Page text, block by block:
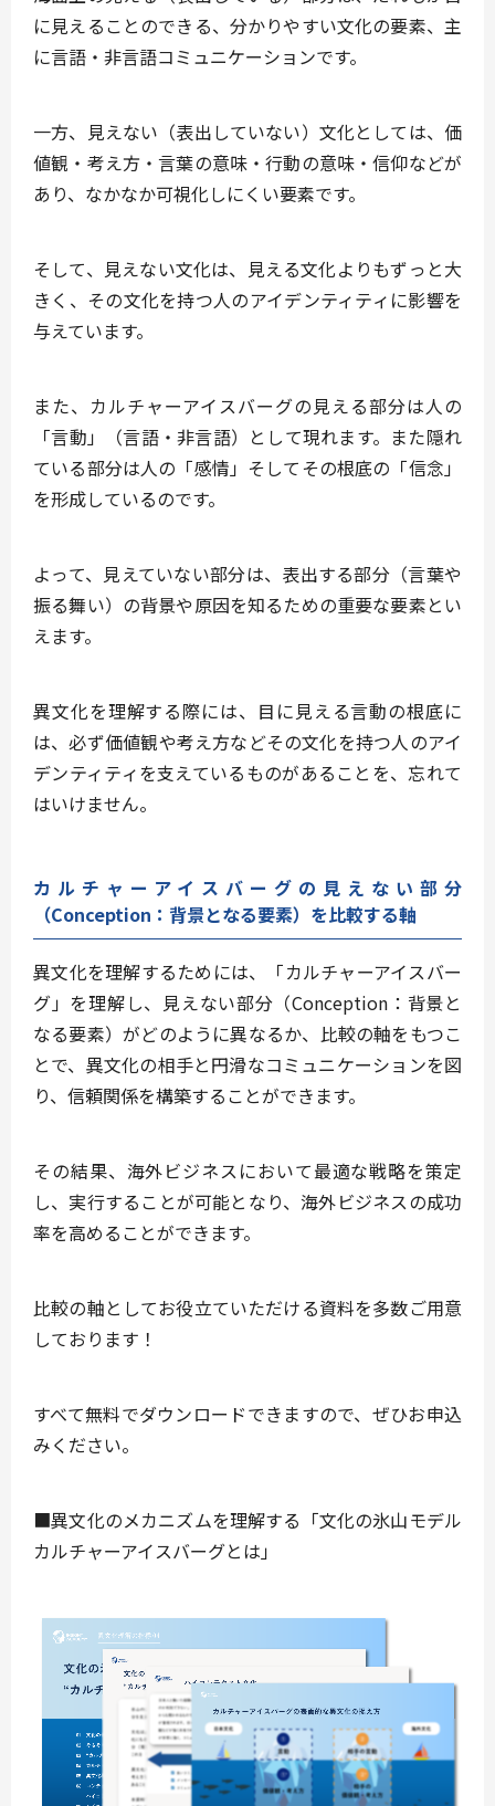
に見えることのできる、分かりやすい文化の要素、主
に言語・非言語コミュニケーションです。
一方、見えない（表出していない）文化としては、 価
値観・考え方・言葉の意味・行動の意味・信仰などが
あり、なかなか可視化しにくい要素です。
そして、見えない文化は、見える文化よりもずっと大
きく、その文化を持つ人のアイデンティティに影響を
与えています。
また、カルチャーアイスバーグの見える部分は人の
「言動」（言語・非言語）として現れます。また隠れ
ている部分は人の「感情」そしてその根底の「信念」
を形成しているのです。
よって、見えていない部分は、表出する部分（言葉や
振る舞い）の背景や原因を知るための重要な要素とい
えます。
異文化を理解する際には、 目に見える言動の根底に
は、必ず価値観や考え方などその文化を持つ人のアイ
デンティティを支えているものがあることを、忘れて
はいけません。
カルチャーアイスバーグの見えない部分
（Conception：背景となる要素）を比較する軸
異文化を理解するためには、
「カルチャーアイスバー
グ」を理解し、 見えない部分 （Conception：背景と
なる要素）がどのように異なるか、 比較の軸をもつこ
とで、 異文化の相手と円滑なコミュニケーションを図
り、 信頼関係を構築することができます。
その結果、海外ビジネスにおいて最適な戦略を策定
し、実行することが可能となり、海外ビジネスの成功
率を高めることができます。
比較の軸としてお役立ていただける資料を多数ご用意
しております！
すべて無料でダウンロードできますので、ぜひお申込
みください。
■異文化のメカニズムを理解する「文化の氷山モデル
カルチャーアイスバーグとは」